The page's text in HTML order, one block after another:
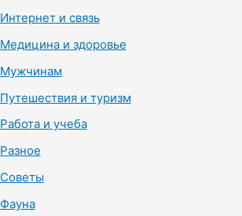
Интернет и связь
Медицина и здоровье
Мужчинам
Путешествия и туризм
Работа и учеба
Разное
Советы
Фауна